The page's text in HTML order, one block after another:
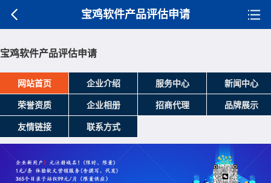
宝鸡软件产品评估申请
宝鸡软件产品评估申请
网站首页 企业介绍 服务中心 新闻中心
荣誉资质 企业相册 招商代理 品牌展示
友情链接 联系方式